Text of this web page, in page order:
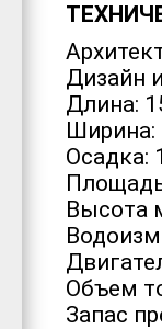
Дизайн
Длина:
Ширина:
Осадка:
Высота
Объем
Запас